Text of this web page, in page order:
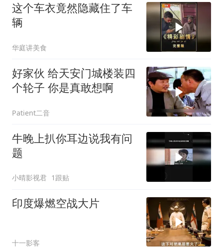
这个车衣竟然隐藏住了车
辆
华庭讲美食
好家伙 给天安门城楼装四
个轮子 你是真敢想啊
Patient二音
牛晚上扒你耳边说我有问
题
小晴影视君 1跟贴
印度爆燃空战大片
十一影客